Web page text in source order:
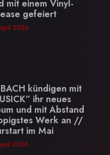
mit einem Vinyl-
gefeiert
2026
kündigen mit
ihr neues
und mit Abstand
Werk an //
im Mai
2026